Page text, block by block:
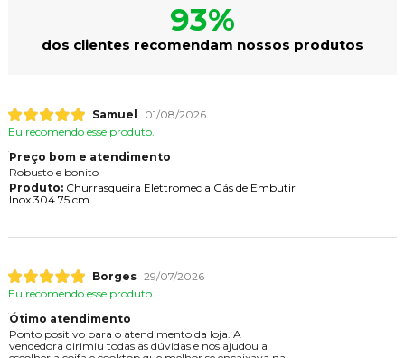
93%
dos clientes recomendam nossos produtos
Samuel
01/08/2026
Eu recomendo esse produto.
Preço bom e atendimento
Robusto e bonito
Produto:Churrasqueira Elettromec a Gás de Embutir
Inox 304 75 cm
Borges 29/07/2026
Eu recomendo esse produto.
Ótimo atendimento
Ponto positivo para o atendimento da loja. A
vendedora dirimiu todas as dúvidas e nos ajudou a